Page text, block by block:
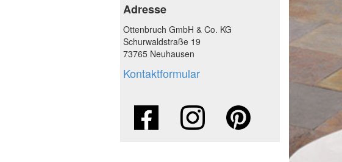
Adresse
Ottenbruch GmbH & Co. KG
Schurwaldstraße 19
73765 Neuhausen
Kontaktformular